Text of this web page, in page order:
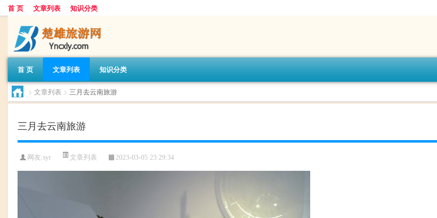
首 页 文章列表 知识分类
首 页 文章列表 知识分类
> 文章列表 > 三月去云南旅游
三月去云南旅游
网友:syr 文章列表 2023-03-05 23:29:34